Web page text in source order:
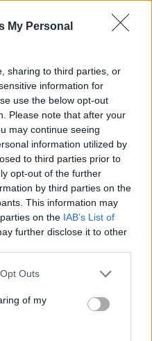
My Personal
sharing to third parties, or
information for
use the below opt-out
Please note that after your
may continue seeing
information utilized by
to third parties prior to
opt-out of the further
by third parties on the
This information may
on the IAB’s List of
further disclose it to other
Outs
of my
snaží distributor elektřiny
EG.D. U Klikova na
vyšší dřeviny.
Chtějí pomoci tomu,
byla druhově pestřejší
v Česku roste, ale
Zájem dopravců o nákladní
auta a autobusy na elektrický
pohon v Česku meziročně
roste, ale pomaleji, než je
průměr Evropské unie. U
než průměr EU. V analýze